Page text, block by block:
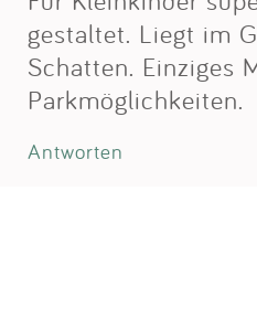
gestaltet. Liegt im
Schatten. Einziges
Parkmöglichkeiten.
Antworten